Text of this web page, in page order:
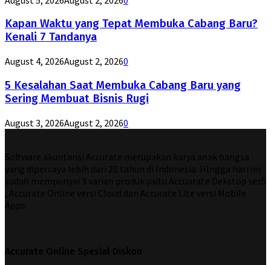
Kapan Waktu yang Tepat Membuka Cabang Baru?
Kenali 7 Tandanya
August 4, 2026August 2, 20260
5 Kesalahan Saat Membuka Cabang Baru yang
Sering Membuat Bisnis Rugi
August 3, 2026August 2, 20260